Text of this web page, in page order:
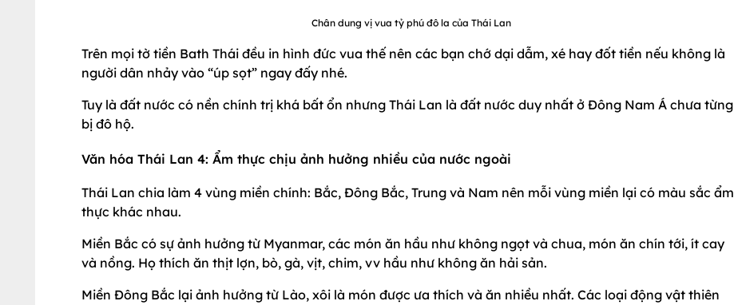
Chân dung vị vua tỷ phú đô la của Thái Lan
Trên mọi tờ tiền Bath Thái đều in hình đức vua thế nên các bạn chớ dại dẫm, xé hay đốt tiền nếu không là
người dân nhảy vào “úp sọt” ngay đấy nhé.
Tuy là đất nước có nền chính trị khá bất ổn nhưng Thái Lan là đất nước duy nhất ở Đông Nam Á chưa từng
bị đô hộ.
Văn hóa Thái Lan 4: Ẩm thực chịu ảnh hưởng nhiều của nước ngoài
Thái Lan chia làm 4 vùng miền chính: Bắc, Đông Bắc, Trung và Nam nên mỗi vùng miền lại có màu sắc ẩm
thực khác nhau.
Miền Bắc có sự ảnh hưởng từ Myanmar, các món ăn hầu như không ngọt và chua, món ăn chín tới, ít cay
và nồng. Họ thích ăn thịt lợn, bò, gà, vịt, chim, vv hầu như không ăn hải sản.
Miền Đông Bắc lại ảnh hưởng từ Lào, xôi là món được ưa thích và ăn nhiều nhất. Các loại động vật thiên